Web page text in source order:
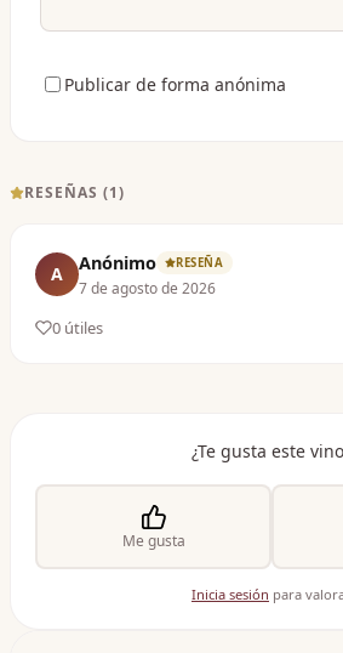
Publicar de forma anónima
RESEÑAS (1)
A Anónimo RESEÑA
7 de agosto de 2026
0 útiles
¿Te gusta este
Me gusta
Inicia sesión para